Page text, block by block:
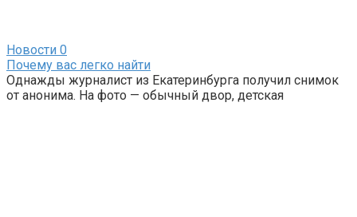
Новости 0
Почему вас легко найти
Однажды журналист из Екатеринбурга получил снимок
от анонима. На фото — обычный двор, детская